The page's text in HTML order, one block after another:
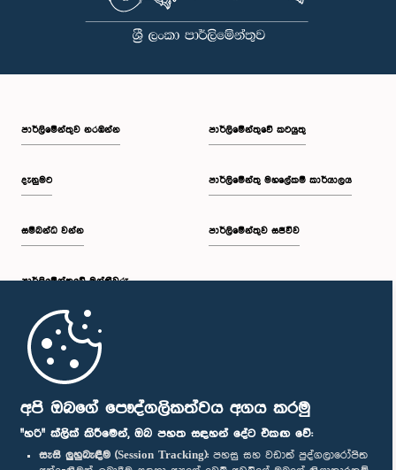
අපි ඔබගේ පෞද්ගලිකත්වය අගය කරමු
"හරි" ක්ලික් කිරීමෙන්, ඔබ පහත සඳහන් දේට එකඟ වේ:
සැසි ලුහුබැඳීම (Session Tracking): පහසු සහ වඩාත් පුද්ගලාරෝපිත
පාර්ලි‌මේන්තුව නරඹන්න
දැනුමට
සම්බන්ධ වන්න
පාර්ලි‌මේන්තුවේ මන්ත්‍රීවරු
මුල් පිටුව
පාර්ලිමේන්තුවේ කටයුතු
පාර්ලිමේන්තු මහලේකම් කාර්යාලය
පාර්ලිමේන්තුව සජීවීව
පාර්ලිමේන්තු ජංගම යෙදුම